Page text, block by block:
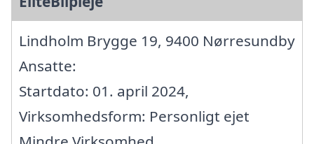
Lindholm Brygge 19, 9400 Nørresundby
Ansatte:
Startdato: 01. april 2024,
Virksomhedsform: Personligt ejet